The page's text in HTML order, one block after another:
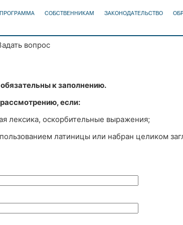
СОБСТВЕННИКАМ ЗАКОНОДАТЕЛЬСТВО
вопрос
к заполнению.
если:
лексика, оскорбительные выражения;
латиницы или набран целиком